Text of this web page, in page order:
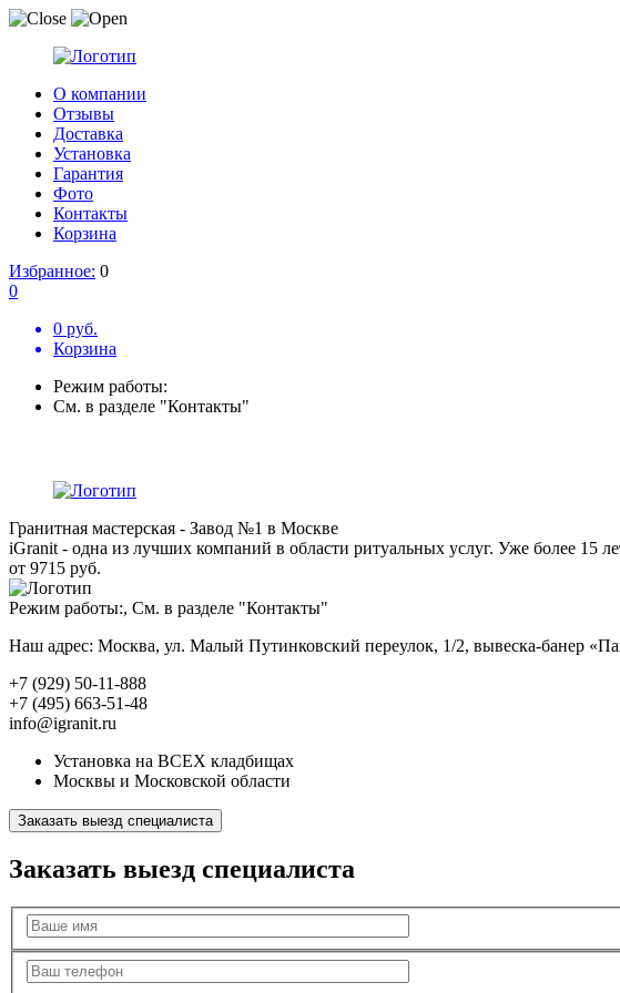
О компании
Отзывы
Доставка
Установка
Гарантия
Фото
Контакты
Корзина
Избранное: 0
0
0 руб.
Корзина
Режим работы:
См. в разделе "Контакты"
Гранитная мастерская - Завод №1 в Москве
iGranit - одна из лучших компаний в области ритуальных услуг. Уже более 15
от 9715 руб.
Режим работы:, См. в разделе "Контакты"
Наш адрес: Москва, ул. Малый Путинковский переулок, 1/2, вывеска-банер
+7 (929) 50-11-888
+7 (495) 663-51-48
info@igranit.ru
Установка на ВСЕХ кладбищах
Москвы и Московской области
Заказать выезд специалиста
Заказать выезд специалиста